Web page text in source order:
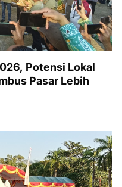
Potensi Lokal
Pasar Lebih